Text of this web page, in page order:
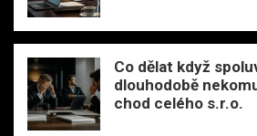
Co dělat když
dlouhodobě
chod celého s.r.o.